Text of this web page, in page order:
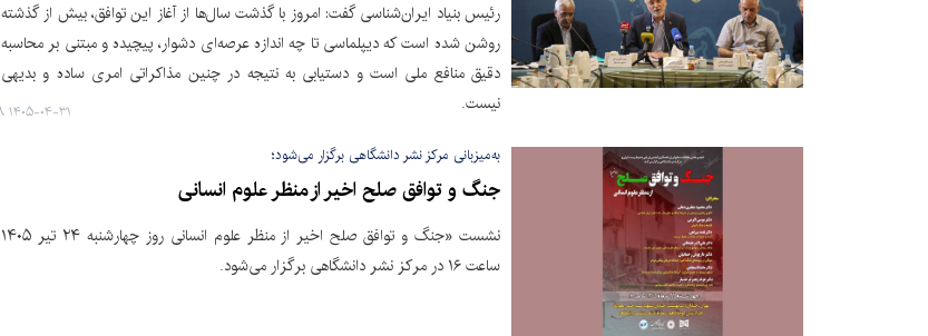
رئیس بنیاد ایران‌شناسی گفت: امروز با گذشت سال‌ها از آغاز این توافق، بیش از گذشته
روشن شده است که دیپلماسی تا چه اندازه عرصه‌ای دشوار، پیچیده و مبتنی بر محاسبه
دقیق منافع ملی است و دستیابی به نتیجه در چنین مذاکراتی امری ساده و بدیهی
نیست.
۱۴۰۵-۰۴-۳۱ ۰۹:۱۸
به‌میزبانی مرکز نشر دانشگاهی برگزار می‌شود؛
جنگ و توافق صلح اخیر از منظر علوم انسانی
نشست «جنگ و توافق صلح اخیر از منظر علوم انسانی روز چهارشنبه ۲۴ تیر ۱۴۰۵
ساعت ۱۶ در مرکز نشر دانشگاهی برگزار می‌شود.